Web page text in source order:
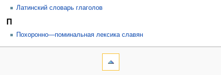
Латинский словарь глаголов
П
Похоронно—поминальная лексика славян